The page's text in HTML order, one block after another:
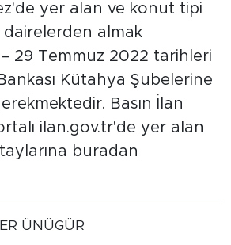
yer alan ve konut tipi
dairelerden almak
29 Temmuz 2022 tarihleri
Kütahya Şubelerine
Basın İlan
ilan.gov.tr'de yer alan
buradan
ÜNÜGÜR